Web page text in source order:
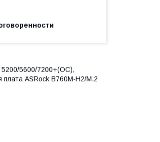
5600/7200+(OC),
ASRock B760M-H2/M.2